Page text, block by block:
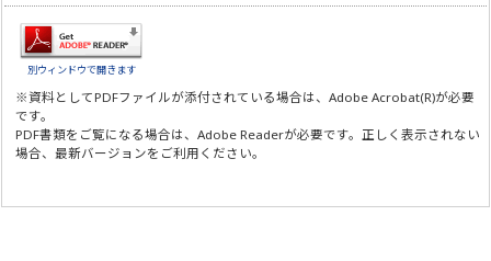
別ウィンドウで開きます
※資料としてPDFファイルが添付されている場合は、Adobe Acrobat(R)が必要
です。
PDF書類をご覧になる場合は、Adobe Readerが必要です。正しく表示されない
場合、最新バージョンをご利用ください。